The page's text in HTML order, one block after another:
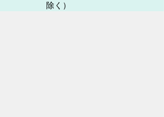
除く）